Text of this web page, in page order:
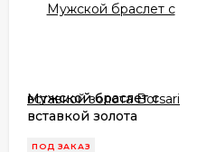
Мужской браслет с
вставкой золота
ПОД ЗАКАЗ